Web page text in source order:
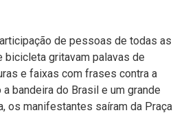
de pessoas de todas as
bicicleta gritavam palavas de
e faixas com frases contra a
a bandeira do Brasil e um grande
os manifestantes saíram da Praça